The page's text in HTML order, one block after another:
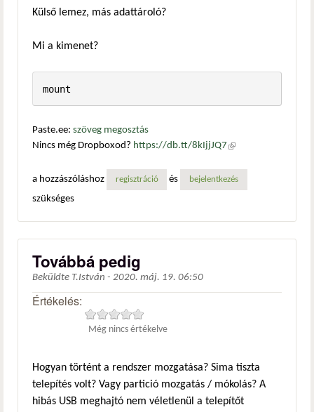
Külső lemez, más adattároló?
Mi a kimenet?
mount
Paste.ee: szöveg megosztás
Nincs még Dropboxod? https://db.tt/8kIjjJQ7 (külső
a hozzászóláshoz
regisztráció és bejelentkezés
szükséges
Továbbá pedig
Beküldte T.István - 2020. máj. 19. 06:50
Értékelés:
Még nincs értékelve
Hogyan történt a rendszer mozgatása? Sima tiszta
telepítés volt? Vagy partició mozgatás / mókolás? A
hibás USB meghajtó nem véletlenül a telepítőt